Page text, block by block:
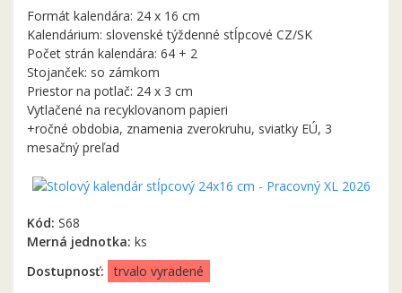
Formát kalendára: 24 x 16 cm
Kalendárium: slovenské týždenné stĺpcové CZ/SK
Počet strán kalendára: 64 + 2
Stojanček: so zámkom
Priestor na potlač: 24 x 3 cm
Vytlačené na recyklovanom papieri
+ročné obdobia, znamenia zverokruhu, sviatky EÚ, 3
mesačný preľad
Kód: S68
Merná jednotka: ks
Dostupnosť:
trvalo vyradené